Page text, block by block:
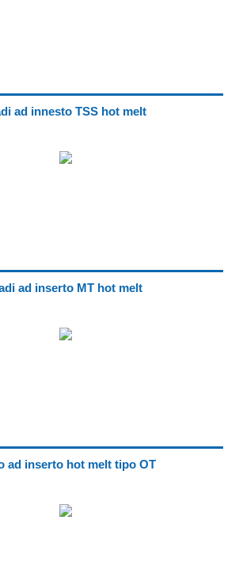
ad innesto TSS hot melt
ad inserto MT hot melt
ad inserto hot melt tipo OT